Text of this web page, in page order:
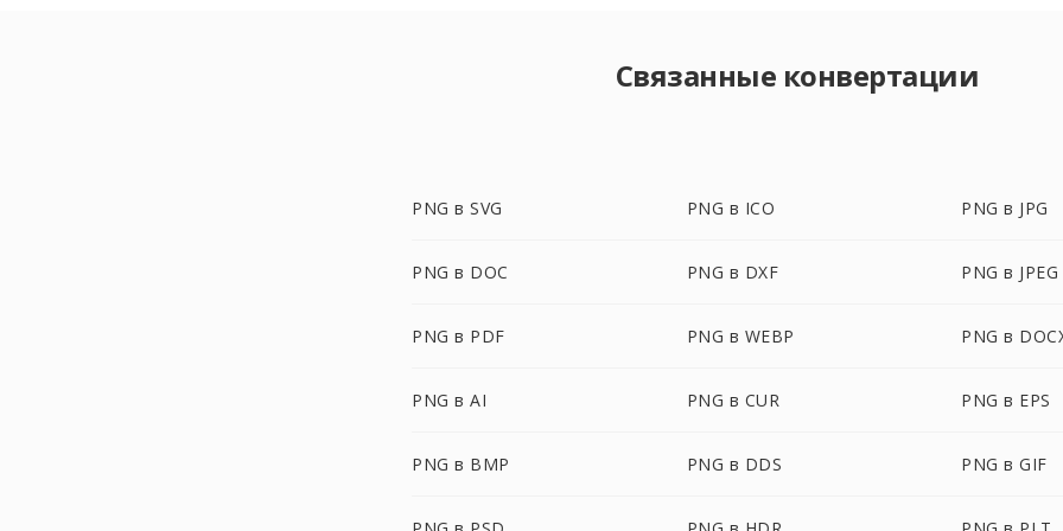
Связанные конвертации
PNG в SVG PNG в ICO PNG в JPG
PNG в DOC PNG в DXF PNG в JPEG
PNG в PDF PNG в WEBP PNG в
PNG в AI PNG в CUR PNG в EPS
PNG в BMP PNG в DDS PNG в GIF